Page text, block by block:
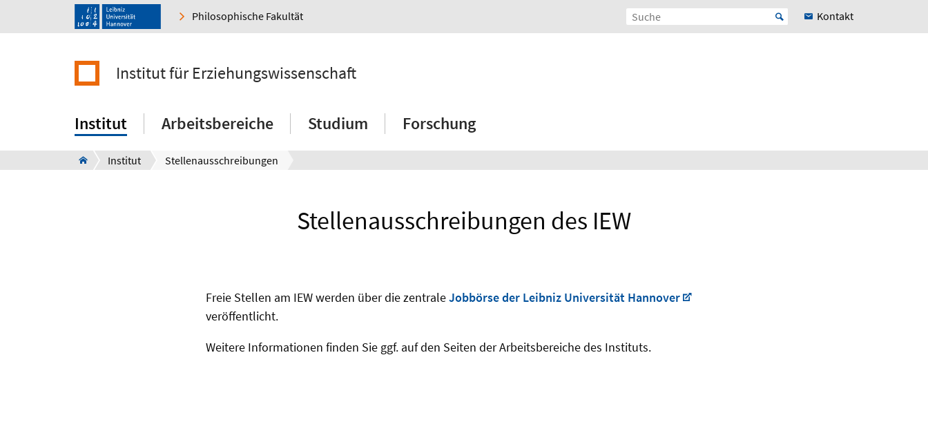
Philosophische Fakultät Kontakt
Institut für Erziehungswissenschaft
Institut Arbeitsbereiche Studium Forschung
Institut Stellenausschreibungen
Stellenausschreibungen des IEW
Freie Stellen am IEW werden über die zentraleJobbörse der Leibniz Universität Hannover
veröffentlicht.
Weitere Informationen finden Sie ggf. auf den Seiten der Arbeitsbereiche des Instituts.